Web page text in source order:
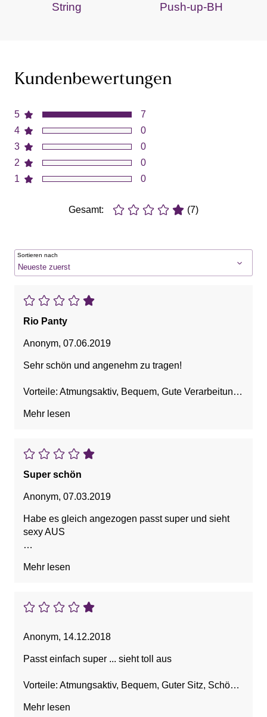
String Push-up-BH
Kundenbewertungen
5
4
3
2
1
7
0
0
0
0
Gesamt: (7)
Sortieren nach
Rio Panty
Anonym, 07.06.2019
Sehr schön und angenehm zu tragen!
Vorteile: Atmungsaktiv, Bequem, Gute Verarbeitung,
Mehr lesen
Super schön
Anonym, 07.03.2019
Habe es gleich angezogen passt super und sieht
sexy AUS
Farbe, Sexy
Mehr lesen
Anonym, 14.12.2018
Passt einfach super ... sieht toll aus
Vorteile: Atmungsaktiv, Bequem, Guter Sitz, Schöne
Mehr lesen